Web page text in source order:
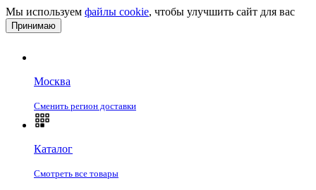
Мы используем файлы cookie, чтобы улучшить сайт для вас
Принимаю
Москва
Сменить регион доставки
Каталог
Смотреть все товары